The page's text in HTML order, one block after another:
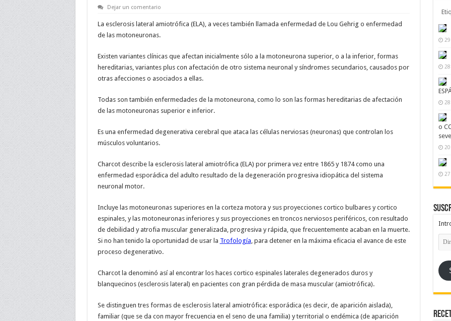
Dejar un comentario
La esclerosis lateral amiotrófica (ELA), a veces también llamada enfermedad de Lou Gehrig o enfermedad
de las motoneuronas.
Existen variantes clínicas que afectan inicialmente sólo a la motoneurona superior, o a la inferior, formas
hereditarias, variantes plus con afectación de otro sistema neuronal y síndromes secundarios, causados por
otras afecciones o asociados a ellas.
Todas son también enfermedades de la motoneurona, como lo son las formas hereditarias de afectación
de las motoneuronas superior e inferior.
Es una enfermedad degenerativa cerebral que ataca las células nerviosas (neuronas) que controlan los
músculos voluntarios.
Charcot describe la esclerosis lateral amiotrófica (ELA) por primera vez entre 1865 y 1874 como una
enfermedad esporádica del adulto resultado de la degeneración progresiva idiopática del sistema
neuronal motor.
Incluye las motoneuronas superiores en la corteza motora y sus proyecciones cortico bulbares y cortico
espinales, y las motoneuronas inferiores y sus proyecciones en troncos nerviosos periféricos, con resultado
de debilidad y atrofia muscular generalizada, progresiva y rápida, que frecuentemente acaban en la muerte.
Si no han tenido la oportunidad de usar la Trofología, para detener en la máxima eficacia el avance de este
proceso degenerativo.
Charcot la denominó así al encontrar los haces cortico espinales laterales degenerados duros y
blanquecinos (esclerosis lateral) en pacientes con gran pérdida de masa muscular (amiotrófica).
Se distinguen tres formas de esclerosis lateral amiotrófica: esporádica (es decir, de aparición aislada),
familiar (que se da con mayor frecuencia en el seno de una familia) y territorial o endémica (de aparición
o
de